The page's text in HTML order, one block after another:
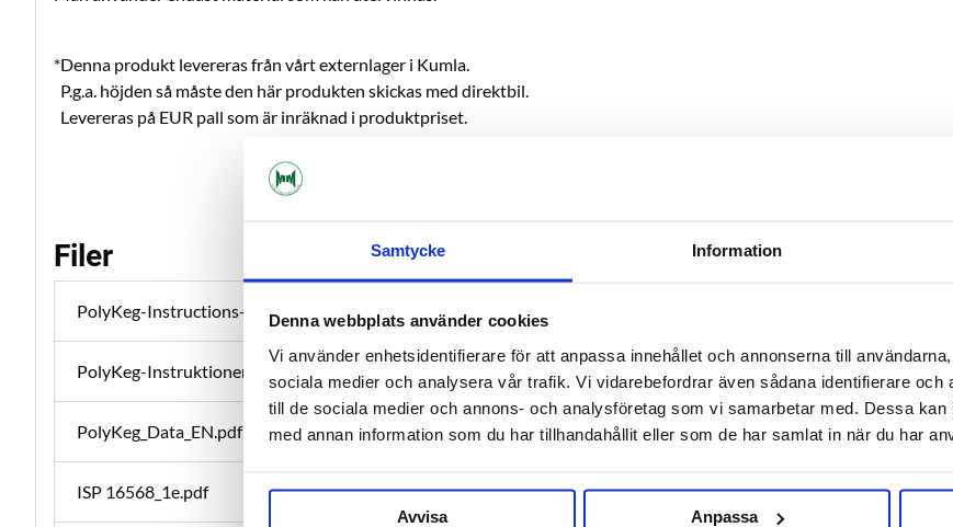
Samtycke Information
Denna webbplats använder cookies
Vi använder enhetsidentifierare för att anpassa innehållet och annonserna till
sociala medier och analysera vår trafik. Vi vidarebefordrar även sådana identifierare och
till de sociala medier och annons- och analysföretag som vi samarbetar med. Dessa
med annan information som du har tillhandahållit eller som de har samlat in när du har
Avvisa Anpassa
*Denna produkt levereras från vårt externlager i Kumla.
P.g.a. höjden så måste den här produkten skickas med direktbil.
Levereras på EUR pall som är inräknad i produktpriset.
Filer
PolyKeg-Instructions-ENG.pdf
PolyKeg-Instruktioner-SWE_1.pdf
PolyKeg_Data_EN.pdf
ISP 16568_1e.pdf